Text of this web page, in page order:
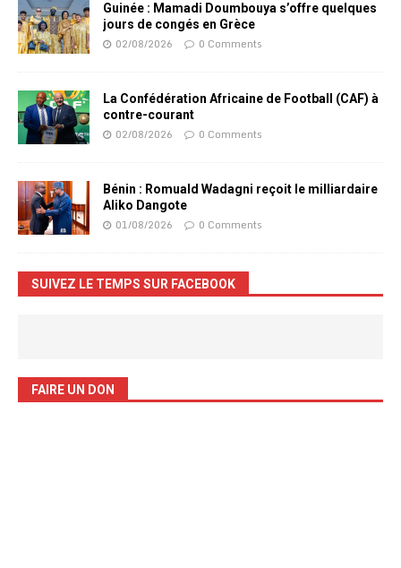
Guinée : Mamadi Doumbouya s’offre quelques
jours de congés en Grèce
02/08/2026 0 Comments
La Confédération Africaine de Football (CAF) à
contre-courant
02/08/2026 0 Comments
Bénin : Romuald Wadagni reçoit le milliardaire
Aliko Dangote
01/08/2026 0 Comments
SUIVEZ LE TEMPS SUR FACEBOOK
FAIRE UN DON